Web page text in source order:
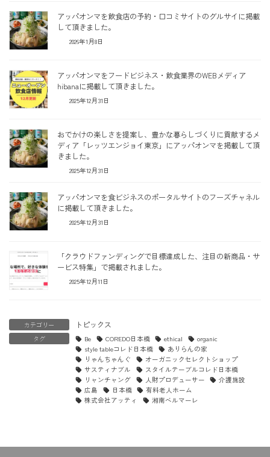
アッパオンマを飲食店の予約・口コミサイトのグルサイに掲載
して頂きました。
2026年1月8日
アッパオンマをフードビジネス・飲食業界のWEBメディア
hibanaに掲載して頂きました。
2025年12月31日
おでかけの楽しさを提案し、豊かな暮らしづくりに貢献するメ
ディア「レッツエンジョイ東京」にアッパオンマを掲載して頂
きました。
2025年12月31日
アッパオンマを食ビジネスのポータルサイトのフーズチャネル
に掲載して頂きました。
2025年12月31日
「クラウドファンディングで目標達成した、注目の新商品・サ
ービス特集」で掲載されました。
2025年12月11日
カテゴリー トピックス
タグ Be COREDO日本橋 ethical
organic
style tableコレド日本橋
ありらんの家
りゃんちゃんぐ
オーガニックセレクトショップ
サスティナブル
スタイルテーブルコレド日本橋
リャンチャング
人財プロデューサー
介護施設
広島
日本橋
有料老人ホーム
株式会社アッティ
湘南ベルマーレ